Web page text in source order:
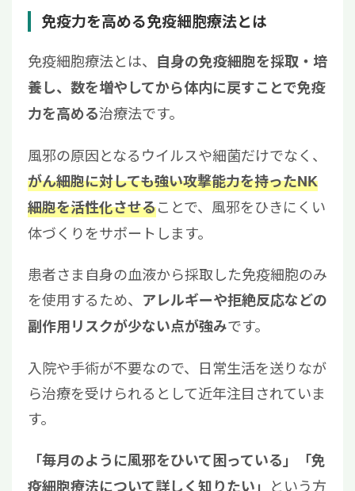
免疫力を高める免疫細胞療法とは
免疫細胞療法とは、 自身の免疫細胞を採取・培
養し、数を増やしてから体内に戻すことで免疫
力を高める治療法です。
風邪の原因となるウイルスや細菌だけでなく、
がん細胞に対しても強い攻撃能力を持ったNK
細胞を活性化させることで、風邪をひきにくい
体づくりをサポートします。
患者さま自身の血液から採取した免疫細胞のみ
を使用するため、 アレルギーや拒絶反応などの
副作用リスクが少ない点が強みです。
入院や手術が不要なので、日常生活を送りなが
ら治療を受けられるとして近年注目されていま
す。
「毎月のように風邪をひいて困っている」「免
疫細胞療法について詳しく知りたい」 という方